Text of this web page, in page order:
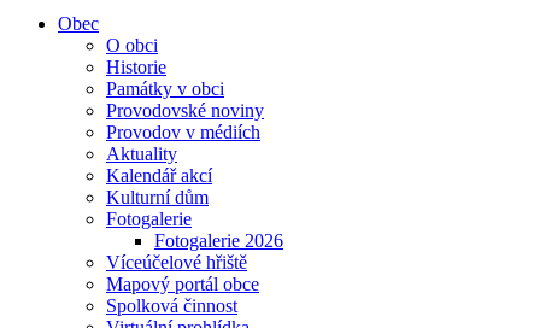
Obec
O obci
Historie
Památky v obci
Provodovské noviny
Provodov v médiích
Aktuality
Kalendář akcí
Kulturní dům
Fotogalerie
Fotogalerie 2026
Víceúčelové hřiště
Mapový portál obce
Spolková činnost